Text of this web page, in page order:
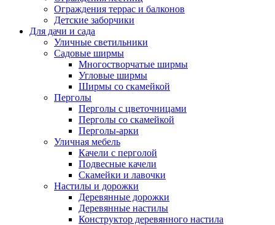
Ограждения террас и балконов
Детские заборчики
Для дачи и сада
Уличные светильники
Садовые ширмы
Многостворчатые ширмы
Угловые ширмы
Ширмы со скамейкой
Перголы
Перголы с цветочницами
Перголы со скамейкой
Перголы-арки
Уличная мебель
Качели с перголой
Подвесные качели
Скамейки и лавочки
Настилы и дорожки
Деревянные дорожки
Деревянные настилы
Конструктор деревянного настила